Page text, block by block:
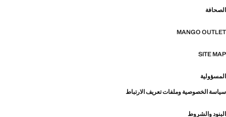
الصحافة
MANGO OUTLET
SITE MAP
المسؤولية
سياسة الخصوصية وملفات تعريف الارتباط
البنود والشروط